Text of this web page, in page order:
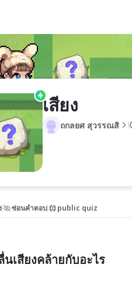
เสียง
ถกลยศ สุวรรณสิ
ซ่อนคำตอบ public quiz
เสียงคล้ายกับอะไร